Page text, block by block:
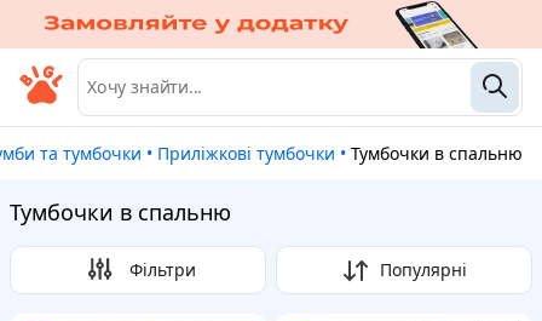
та тумбочки • Приліжкові тумбочки • Тумбочки в спальню
Тумбочки в спальню
Фільтри Популярні